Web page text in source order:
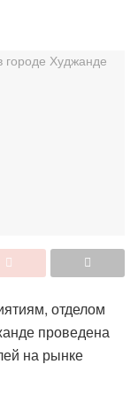
отделом
проведена
на рынке